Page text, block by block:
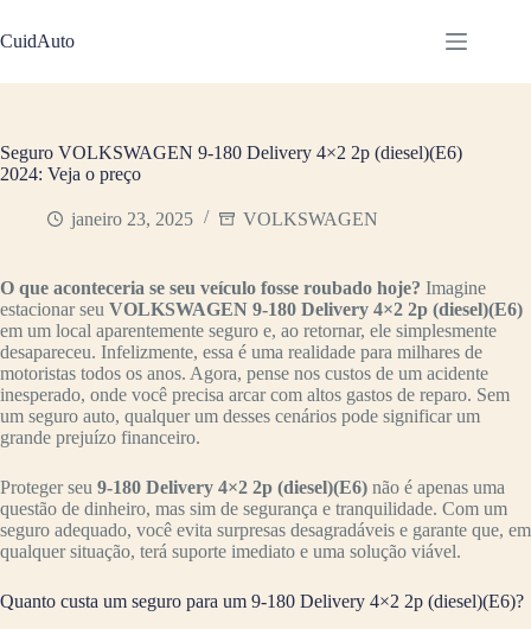
para
o
CuidAuto
Seguro VOLKSWAGEN 9-180 Delivery 4×2 2p (diesel)(E6)
2024: Veja o preço
janeiro 23, 2025 VOLKSWAGEN
O que aconteceria se seu veículo fosse roubado hoje? Imagine
estacionar seu VOLKSWAGEN 9-180 Delivery 4×2 2p (diesel)(E6)
em um local aparentemente seguro e, ao retornar, ele simplesmente
desapareceu. Infelizmente, essa é uma realidade para milhares de
motoristas todos os anos. Agora, pense nos custos de um acidente
inesperado, onde você precisa arcar com altos gastos de reparo. Sem
um seguro auto, qualquer um desses cenários pode significar um
grande prejuízo financeiro.
Proteger seu 9-180 Delivery 4×2 2p (diesel)(E6) não é apenas uma
questão de dinheiro, mas sim de segurança e tranquilidade. Com um
seguro adequado, você evita surpresas desagradáveis e garante que, em
qualquer situação, terá suporte imediato e uma solução viável.
Quanto custa um seguro para um 9-180 Delivery 4×2 2p (diesel)(E6)?